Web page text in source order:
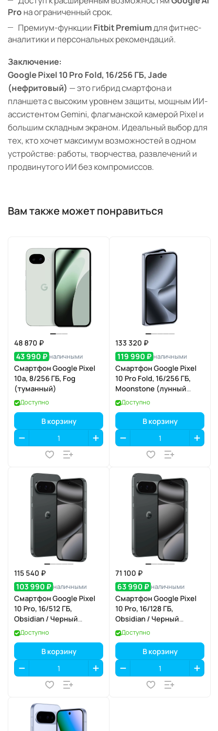
Pro на ограниченный срок.
Премиум-функции Fitbit Premiumдля фитнес-
аналитики и персональных рекомендаций.
Заключение:
Google Pixel 10 Pro Fold, 16/256 ГБ, Jade
(нефритовый) — это гибрид смартфона и
планшета с высоким уровнем защиты, мощным ИИ-
ассистентом Gemini, флагманской камерой Pixel и
большим складным экраном. Идеальный выбор для
тех, кто хочет максимум возможностей в одном
устройстве: работы, творчества, развлечений и
продвинутого ИИ без компромиссов.
Вам также может понравиться
48 870 ₽
43 990 ₽ наличными
Смартфон Google Pixel
10a, 8/256 ГБ, Fog
(туманный)
Доступно
В корзину
133 320 ₽
119 990 ₽ наличными
Смартфон Google Pixel
10 Pro Fold, 16/256 ГБ,
Moonstone (лунный
камень)
Доступно
В корзину
115 540 ₽
103 990 ₽ наличными
Смартфон Google Pixel
10 Pro, 16/512 ГБ,
Obsidian / Черный
Обсидиан
Доступно
В корзину
71 100 ₽
63 990 ₽ наличными
Смартфон Google Pixel
10 Pro, 16/128 ГБ,
Obsidian / Черный
Обсидиан
Доступно
В корзину